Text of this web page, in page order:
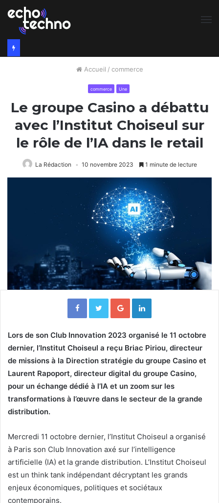
Accueil / commerce
commerce Une
Le groupe Casino a débattu
avec l’Institut Choiseul sur
le rôle de l’IA dans le retail
La Rédaction 10 novembre 2023 1 minute de lecture
FacebookTwitterGoogle+Linkedin
Lors de son Club Innovation 2023 organisé le 11 octobre
dernier, l’Institut Choiseul a reçu Briac Piriou, directeur
de missions à la Direction stratégie du groupe Casino et
Laurent Rapoport, directeur digital du groupe Casino,
pour un échange dédié à l’IA et un zoom sur les
transformations à l’œuvre dans le secteur de la grande
distribution.
Mercredi 11 octobre dernier, l’Institut Choiseul a organisé
à Paris son Club Innovation axé sur l’intelligence
artificielle (IA) et la grande distribution. L’Institut Choiseul
est un think tank indépendant décryptant les grands
enjeux économiques, politiques et sociétaux
contemporains.